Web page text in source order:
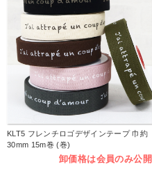
KLT5 フレンチロゴデザインテープ 巾約
30mm 15m巻 (巻)
卸価格は会員のみ公開